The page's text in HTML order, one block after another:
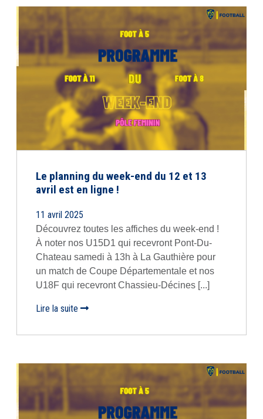
Le planning du week-end du 12 et 13
avril est en ligne !
11 avril 2025
Découvrez toutes les affiches du week-end !
À noter nos U15D1 qui recevront Pont-Du-
Chateau samedi à 13h à La Gauthière pour
un match de Coupe Départementale et nos
U18F qui recevront Chassieu-Décines [...]
Lire la suite